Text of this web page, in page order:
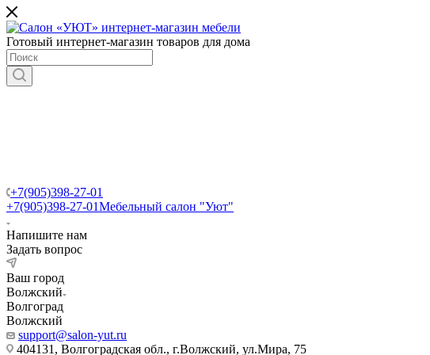
Готовый интернет-магазин товаров для дома
+7(905)398-27-01
+7(905)398-27-01Мебельный салон "Уют"
Напишите нам
Задать вопрос
Ваш город
Волжский
Волгоград
Волжский
support@salon-yut.ru
404131, Волгоградская обл., г.Волжский, ул.Мира, 75